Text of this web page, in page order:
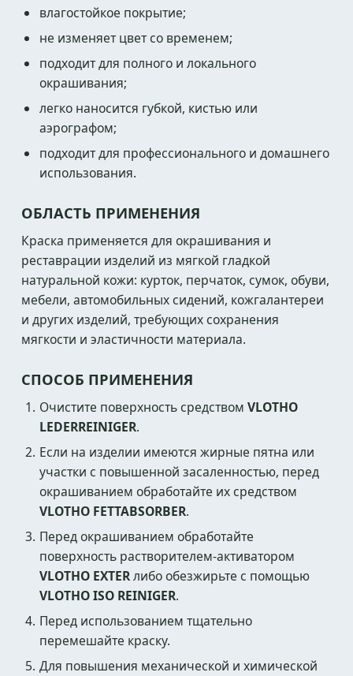
влагостойкое покрытие;
не изменяет цвет со временем;
подходит для полного и локального
окрашивания;
легко наносится губкой, кистью или
аэрографом;
подходит для профессионального и домашнего
использования.
ОБЛАСТЬ ПРИМЕНЕНИЯ
Краска применяется для окрашивания и
реставрации изделий из мягкой гладкой
натуральной кожи: курток, перчаток, сумок, обуви,
мебели, автомобильных сидений, кожгалантереи
и других изделий, требующих сохранения
мягкости и эластичности материала.
СПОСОБ ПРИМЕНЕНИЯ
Очистите поверхность средствомVLOTHO
LEDERREINIGER.
Если на изделии имеются жирные пятна или
участки с повышенной засаленностью, перед
окрашиванием обработайте их средством
VLOTHO FETTABSORBER.
Перед окрашиванием обработайте
поверхность растворителем-активатором
VLOTHO EXTERлибо обезжирьте с помощью
VLOTHO ISO REINIGER.
Перед использованием тщательно
перемешайте краску.
Для повышения механической и химической